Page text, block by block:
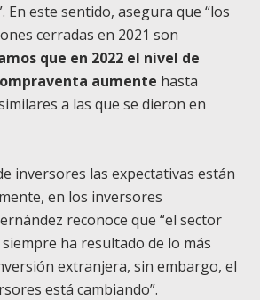
En este sentido, asegura que “los
cerradas en 2021 son
que en 2022 el nivel de
aumente hasta
a las que se dieron en
inversores las expectativas están
en los inversores
reconoce que “el sector
ha resultado de lo más
extranjera, sin embargo, el
está cambiando”.